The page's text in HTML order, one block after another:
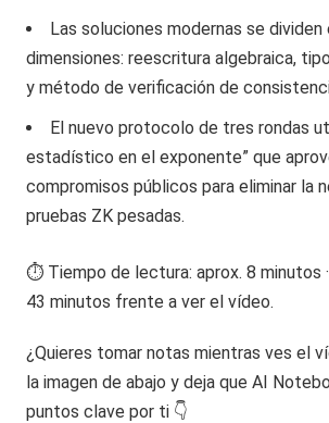
Las soluciones modernas se dividen
dimensiones: reescritura algebraica,
y método de verificación de
El nuevo protocolo de tres rondas
estadístico en el exponente” que
compromisos públicos para eliminar la
pruebas ZK pesadas.
⏱️ Tiempo de lectura: aprox. 8 minutos
43 minutos frente a ver el vídeo.
¿Quieres tomar notas mientras ves el
la imagen de abajo y deja que AI
puntos clave por ti 👇